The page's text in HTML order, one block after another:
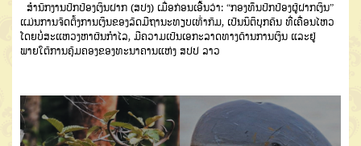
ສໍານັກງານປົກປ້ອງເງິນຝາກ (ສປງ) ເມື່ອກ່ອນເອີ້ນວ່າ: “ກອງທຶນປົກປ້ອງຜູ້ຝາກເງິນ”
ແມ່ນການຈັດຕັ້ງການເງິນຂອງລັດມີຖານະທຽບເທົ່າກົມ, ເປັນນິຕິບຸກຄົນ ທີ່ເຄື່ອນໄຫວ
ໂດຍບໍ່ສະແຫວງຫາຜົນກໍາໄລ, ມີຄວາມເປັນເອກະລາດທາງດ້ານການເງິນ ແລະຢູ່
ພາຍໃຕ້ການຄຸ້ມຄອງຂອງທະນາຄານແຫ່ງ ສປປ ລາວ